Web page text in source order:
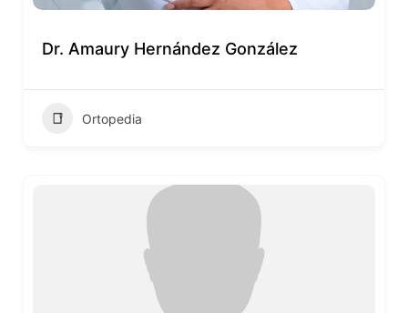
Dr. Amaury Hernández González
Ortopedia